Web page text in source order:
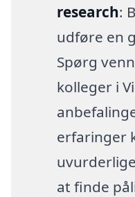
research:
udføre en
Spørg
kolleger i
erfaringer
at finde